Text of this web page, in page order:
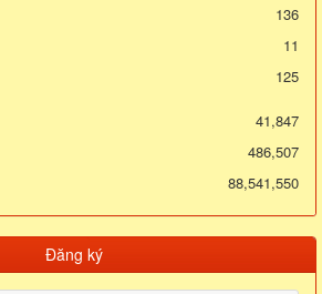
136
11
125
41,847
486,507
88,541,550
Đăng ký